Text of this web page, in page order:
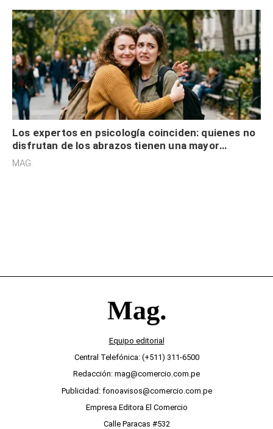
Los expertos en psicología coinciden: quienes no
disfrutan de los abrazos tienen una mayor
sensibilidad a los estímulos físicos y no es por
MAG.
Equipo editorial
Central Telefónica: (+511) 311-6500
Redacción: mag@comercio.com.pe
Publicidad: fonoavisos@comercio.com.pe
Empresa Editora El Comercio
Calle Paracas #532